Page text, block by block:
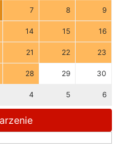
7 8 9
14 15 16
21 22 23
28 29 30
4 5 6